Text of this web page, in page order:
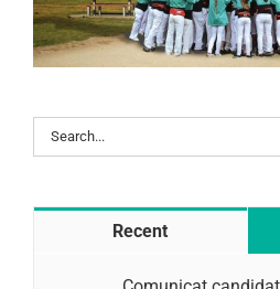
Search
for:
Recent